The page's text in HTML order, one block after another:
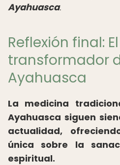
Ayahuasca.
Reflexión final:
transformador
Ayahuasca
La medicina
Ayahuasca siguen
actualidad,
única sobre la
espiritual.